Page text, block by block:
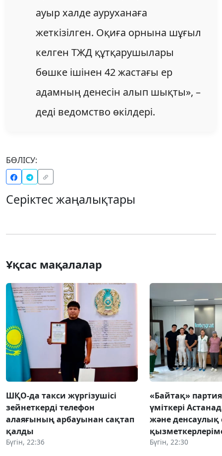
ауыр халде ауруханаға
жеткізілген. Оқиға орнына шұғыл
келген ТЖД құтқарушылары
бөшке ішінен 42 жастағы ер
адамның денесін алып шықты», –
деді ведомство өкілдері.
БӨЛІСУ:
Серіктес жаңалықтары
Ұқсас мақалалар
ШҚО-да такси жүргізушісі
зейнеткерді телефон
алаяғының арбауынан сақтап
қалды
Бүгін, 22:36
«Байтақ»
үміткері
және денсаулық
Бүгін, 22:30